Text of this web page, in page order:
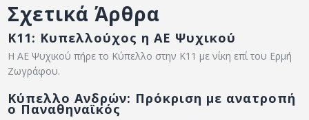
Σχετικά Άρθρα
Κ11: Κυπελλούχος η ΑΕ Ψυχικού
Η ΑΕ Ψυχικού πήρε το Κύπελλο στην Κ11 με νίκη επί του Ερμή
Ζωγράφου.
Κύπελλο Ανδρών: Πρόκριση με ανατροπή
ο Παναθηναϊκός